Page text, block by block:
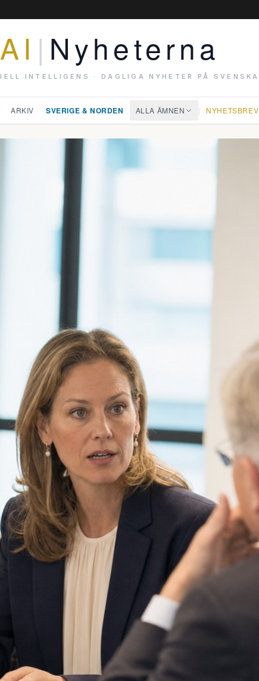
AI | Nyheterna
INTELLIGENS · DAGLIGA NYHETER PÅ SVENSKA
ARKIV SVERIGE & NORDEN ALLA ÄMNEN | NYHETSBREV